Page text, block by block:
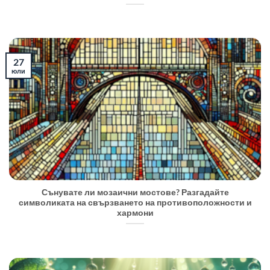
Сънувате ли мозаични мостове? Разгадайте
символиката на свързването на противоположности и
хармони
27
юли